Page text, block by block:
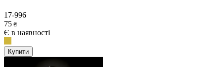
17-996
75 ₴
Є в наявності
Купити